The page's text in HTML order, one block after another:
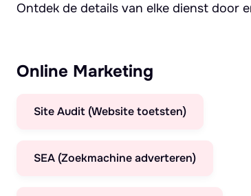
Ontdek de details van elke dienst door
Online Marketing
Site Audit (Website toetsten)
SEA (Zoekmachine adverteren)